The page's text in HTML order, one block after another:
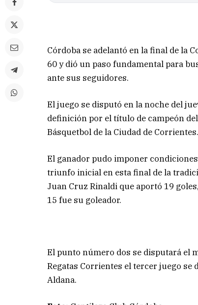
Córdoba se adelantó en la final de la
60 y dió un paso fundamental para
ante sus seguidores.
El juego se disputó en la noche del
definición por el título de campeón
Básquetbol de la Ciudad de Corrientes.
El ganador pudo imponer
triunfo inicial en esta final de la
Juan Cruz Rinaldi que aportó 19
15 fue su goleador.
El punto número dos se disputará el
Regatas Corrientes el tercer juego se
Aldana.